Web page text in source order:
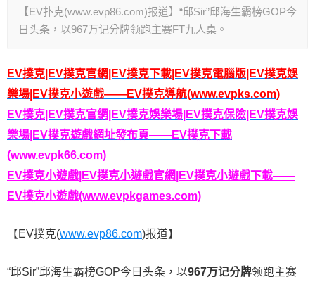
【EV扑克(www.evp86.com)报道】“邱Sir”邱海生霸榜GOP今
日头条，以967万记分牌领跑主赛FT九人桌。
EV撲克|EV撲克官網|EV撲克下載|EV撲克電腦版|EV撲克娛
樂場|EV撲克小遊戲——EV撲克導航(www.evpks.com)
EV撲克|EV撲克官網|EV撲克娛樂場|EV撲克保險|EV撲克娛
樂場|EV撲克遊戲網址發布頁——EV撲克下載
(www.evpk66.com)
EV撲克小遊戲|EV撲克小遊戲官網|EV撲克小遊戲下載——
EV撲克小遊戲(www.evpkgames.com)
【EV撲克(www.evp86.com)报道】
“邱Sir”邱海生霸榜GOP今日头条，以967万记分牌领跑主赛